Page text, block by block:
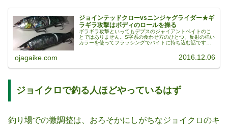
ジョインテッドクローvsニンジャグライダー★ギ
ラギラ攻撃はボディのロールを操る
ギラギラ攻撃といってもデプスのジャイアントベイトのこ
とではありません。S字系の食わせ方のひとつ、反射の強い
カラーを使ってフラッシングでバイトに持ち込む話です。
ojagaike.com 2016.12.06
ジョイクロで釣る人ほどやっているはず
釣り場での微調整は、おろそかにしがちなジョイクロのキ